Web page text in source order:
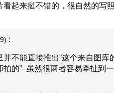
看起来挺不错的，很自然的写
:
并不能直接推出“这个来自图库
拍的”–虽然很两者容易牵扯到